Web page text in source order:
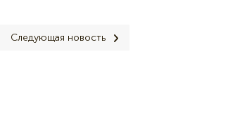
Следующая новость